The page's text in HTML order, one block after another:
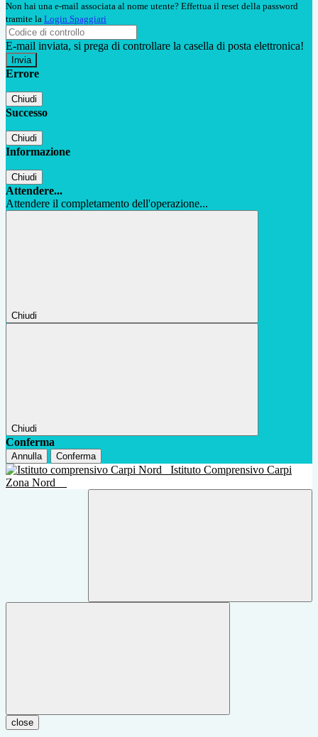
Non hai una e-mail associata al nome utente? Effettua il reset della password
tramite la Login Spaggiari
E-mail inviata, si prega di controllare la casella di posta elettronica!
Errore
Chiudi
Successo
Chiudi
Informazione
Chiudi
Attendere...
Attendere il completamento dell'operazione...
Chiudi
Chiudi
Conferma
Annulla Conferma
Istituto Comprensivo Carpi
Zona Nord
close